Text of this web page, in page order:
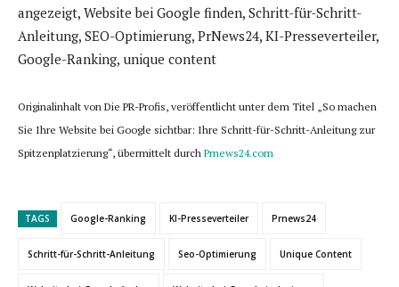
angezeigt, Website bei Google finden, Schritt-für-Schritt-
Anleitung, SEO-Optimierung, PrNews24, KI-Presseverteiler,
Google-Ranking, unique content
Originalinhalt von Die PR-Profis, veröffentlicht unter dem Titel „So machen
Sie Ihre Website bei Google sichtbar: Ihre Schritt-für-Schritt-Anleitung zur
Spitzenplatzierung“, übermittelt durch Prnews24.com
TAGS Google-Ranking KI-Presseverteiler Prnews24
Schritt-für-Schritt-Anleitung Seo-Optimierung Unique Content